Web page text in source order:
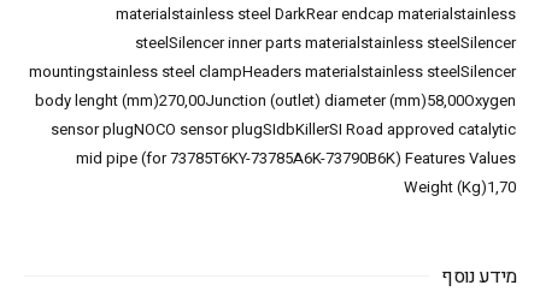
materialstainless steel DarkRear endcap materialstainless
steelSilencer inner parts materialstainless steelSilencer
mountingstainless steel clampHeaders materialstainless steelSilencer
body lenght (mm)270,00Junction (outlet) diameter (mm)58,00Oxygen
sensor plugNOCO sensor plugSIdbKillerSI Road approved catalytic
mid pipe (for 73785T6KY-73785A6K-73790B6K) Features Values
Weight (Kg)1,70
מידע נוסף